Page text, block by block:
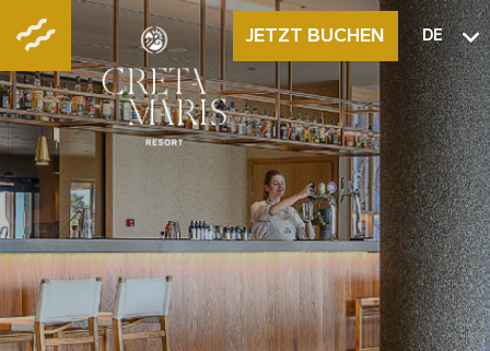
JETZT BUCHEN DE